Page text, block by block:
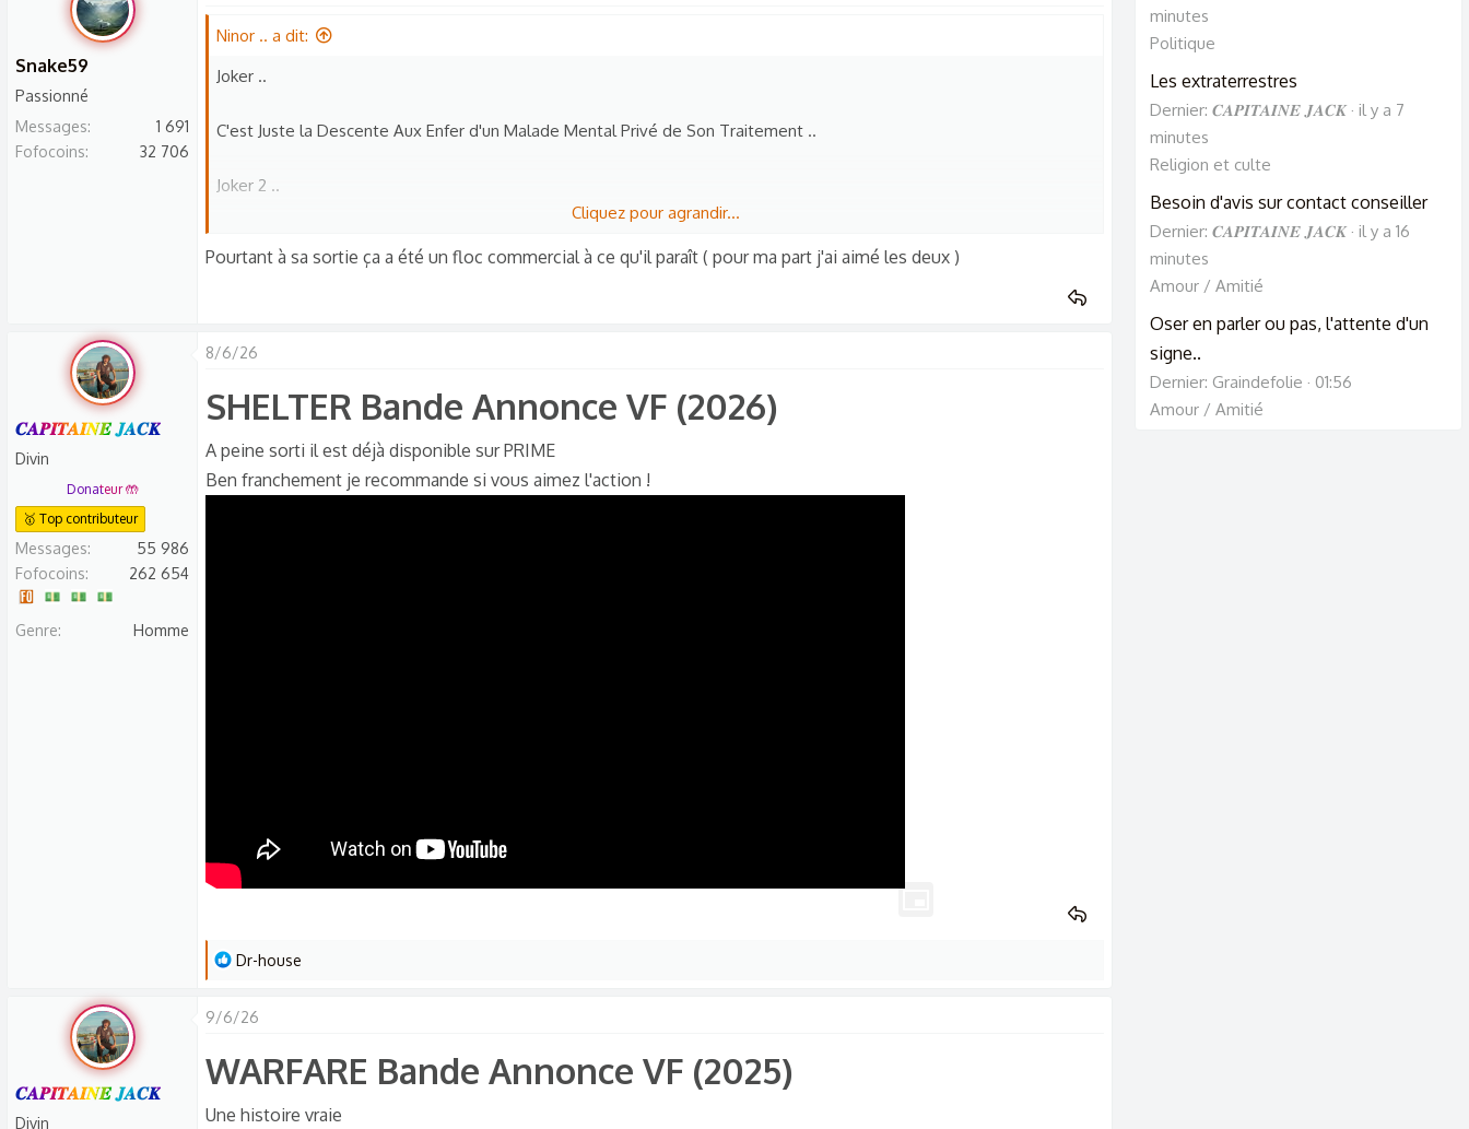
Snake59
Passionné
Messages
1 691
Fofocoins
32 706
Ninor .. a dit:
Joker ..
C'est Juste la Descente Aux Enfer d'un Malade Mental Privé de Son Traitement ..
Joker 2 ..
Puisque il ne Reproduit pas Ses "exploits" ..
Elle l'abandonne ..
Cliquez pour agrandir...
Pourtant à sa sortie ça a été un floc commercial à ce qu'il paraît ( pour ma part j'ai aimé les deux )
𝑪𝑨𝑷𝑰𝑻𝑨𝑰𝑵𝑬 𝑱𝑨𝑪𝑲
Divin
Donateur 🤲
🥇 Top contributeur
Messages
55 986
Fofocoins
262 654
Genre Homme
8/6/26
SHELTER Bande Annonce VF (2026)​
A peine sorti il est déjà disponible sur PRIME
Ben franchement je recommande si vous aimez l'action !
L
s
é
a
c
Dr-house
𝑪𝑨𝑷𝑰𝑻𝑨𝑰𝑵𝑬 𝑱𝑨𝑪𝑲
Divin
9/6/26
WARFARE Bande Annonce VF (2025)​
Une histoire vraie
minutes
Politique
Les extraterrestres
Dernier: 𝑪𝑨𝑷𝑰𝑻𝑨𝑰𝑵𝑬 𝑱𝑨𝑪𝑲 il y a 7
minutes
Religion et culte
Besoin d'avis sur contact conseiller
Dernier: 𝑪𝑨𝑷𝑰𝑻𝑨𝑰𝑵𝑬 𝑱𝑨𝑪𝑲 il y a 16
minutes
Amour / Amitié
Oser en parler ou pas, l'attente d'un
signe..
Dernier: Graindefolie
01:56
Amour / Amitié